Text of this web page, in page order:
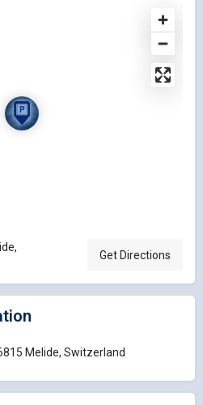
Get Directions
Melide, Switzerland